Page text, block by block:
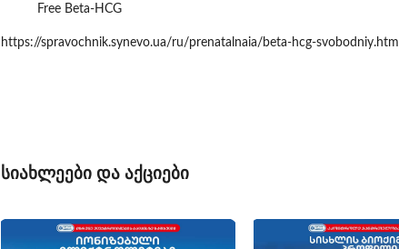
Free Beta-HCG
https://spravochnik.synevo.ua/ru/prenatalnaia/beta-hcg-svobodniy.html
სიახლეები და აქციები